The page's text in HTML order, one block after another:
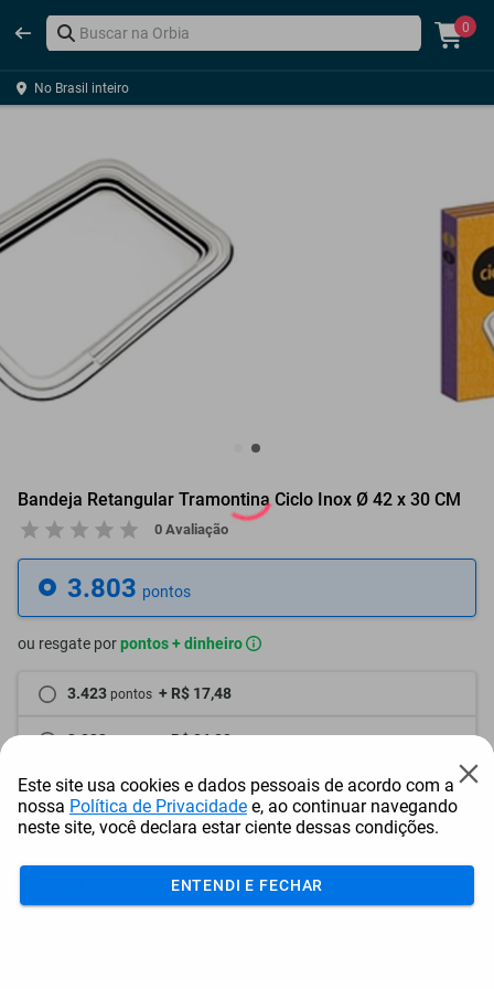
0
No Brasil inteiro
Bandeja Retangular Tramontina Ciclo Inox Ø 42 x 30 CM
0 Avaliação
3.803 pontos
ou resgate porpontos + dinheiro
3.423 pontos + R$ 17,48
3.233 + R$ 26,22
3.043 pontos + R$ 34,96
Este site usa cookies e dados pessoais de acordo com a
nossa Política de Privacidade e, ao continuar navegando
neste site, você declara estar ciente dessas condições.
ENTENDI E FECHAR